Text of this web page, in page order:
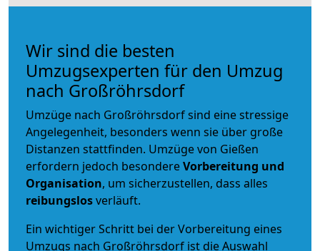
Wir sind die besten
Umzugsexperten für den Umzug
nach Großröhrsdorf
Umzüge nach Großröhrsdorf sind eine stressige
Angelegenheit, besonders wenn sie über große
Distanzen stattfinden. Umzüge von Gießen
erfordern jedoch besondereVorbereitung und
Organisation, um sicherzustellen, dass alles
reibungslosverläuft.
Ein wichtiger Schritt bei der Vorbereitung eines
Umzugs nach Großröhrsdorf ist die Auswahl